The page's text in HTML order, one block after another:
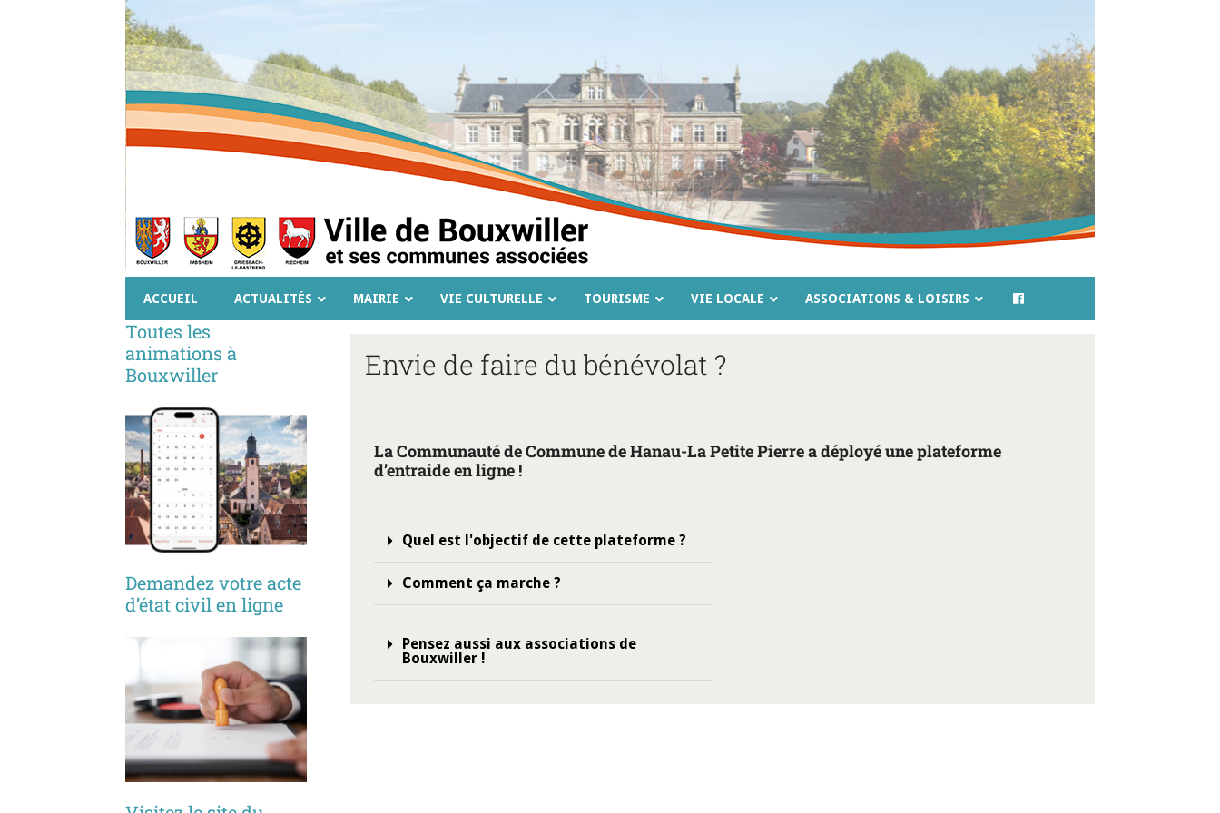
ACCUEIL ACTUALITÉS MAIRIE VIE CULTURELLE TOURISME VIE LOCALE ASSOCIATIONS & LOISIRS
Envie de faire du bénévolat ?
La Communauté de Commune de Hanau-La Petite Pierre a déployé une plateforme
d’entraide en ligne !
Quel est l'objectif de cette plateforme ?
Comment ça marche ?
Pensez aussi aux associations de
Bouxwiller !
Toutes les
animations à
Bouxwiller
Demandez votre acte
d’état civil en ligne